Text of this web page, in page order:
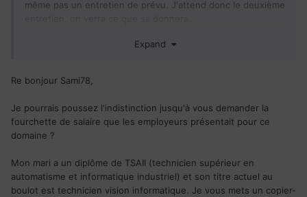
même pas un entretien de prévu. J'attend donc le deuxième
deuxième entretien par skype, comment sa se déroule
Expand
Re bonjour Sami78,
Je pourrais poussez l'indistinction jusqu'à vous demander la
fourchette de salaire que les employeurs présentait pour ce
domaine ?
Mon mari a un diplôme de TSAII (technicien supérieur en
automatisme et informatique industriel) et son titre actuel au
boulot est technicien vision informatique. Je vous mets un copier-